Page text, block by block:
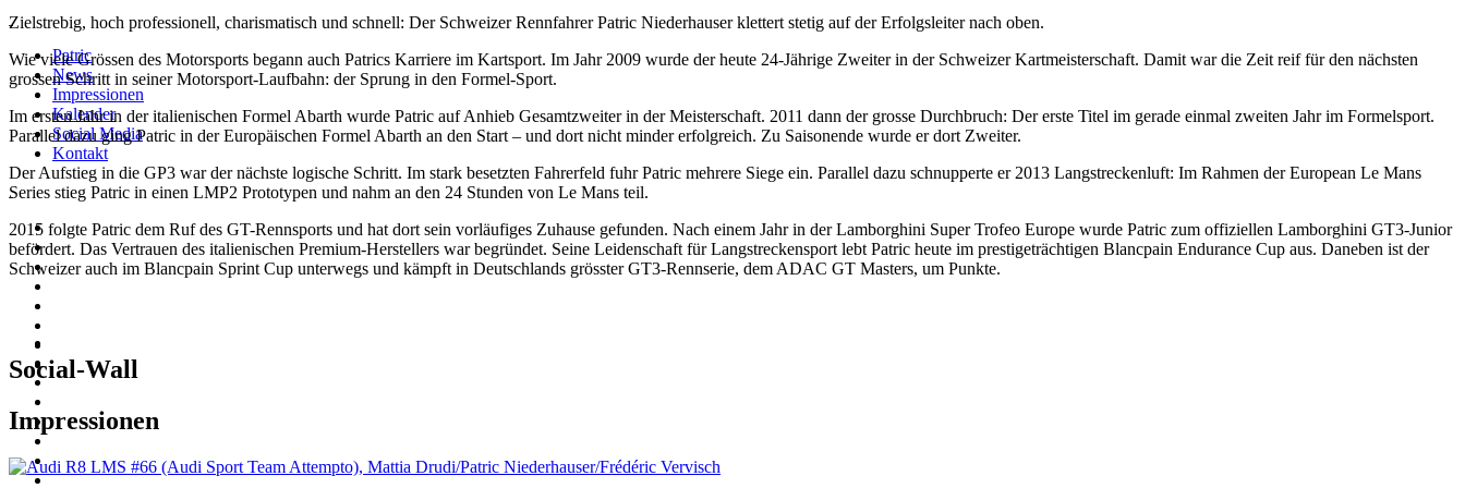
Patric
News
Impressionen
Kalender
Social Media
Kontakt
Zielstrebig, hoch professionell, charismatisch und schnell: Der Schweizer Rennfahrer Patric Niederhauser klettert stetig auf der Erfolgsleiter nach oben.
Wie viele Grössen des Motorsports begann auch Patrics Karriere im Kartsport. Im Jahr 2009 wurde der heute 24-Jährige Zweiter in der Schweizer Kartmeisterschaft. Damit war die Zeit reif für den nächsten
grossen Schritt in seiner Motorsport-Laufbahn: der Sprung in den Formel-Sport.
Im ersten Jahr in der italienischen Formel Abarth wurde Patric auf Anhieb Gesamtzweiter in der Meisterschaft. 2011 dann der grosse Durchbruch: Der erste Titel im gerade einmal zweiten Jahr im Formelsport.
Parallel dazu ging Patric in der Europäischen Formel Abarth an den Start – und dort nicht minder erfolgreich. Zu Saisonende wurde er dort Zweiter.
Der Aufstieg in die GP3 war der nächste logische Schritt. Im stark besetzten Fahrerfeld fuhr Patric mehrere Siege ein. Parallel dazu schnupperte er 2013 Langstreckenluft: Im Rahmen der European Le Mans
Series stieg Patric in einen LMP2 Prototypen und nahm an den 24 Stunden von Le Mans teil.
2015 folgte Patric dem Ruf des GT-Rennsports und hat dort sein vorläufiges Zuhause gefunden. Nach einem Jahr in der Lamborghini Super Trofeo Europe wurde Patric zum offiziellen Lamborghini GT3-Junior
befördert. Das Vertrauen des italienischen Premium-Herstellers war begründet. Seine Leidenschaft für Langstreckensport lebt Patric heute im prestigeträchtigen Blancpain Endurance Cup aus. Daneben ist der
Schweizer auch im Blancpain Sprint Cup unterwegs und kämpft in Deutschlands grösster GT3-Rennserie, dem ADAC GT Masters, um Punkte.
Social-Wall
Impressionen